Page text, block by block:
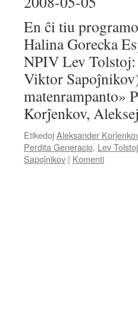
LINK
EMBED
En ĉi tiu
Halina Gorecka
NPIV Lev Tolstoj:
Viktor
matenrampanto»
Korĵenkov,
EtikedojAleksander
Perdita Generacio, Lev Tolstoj
Sapoĵnikov | Komenti